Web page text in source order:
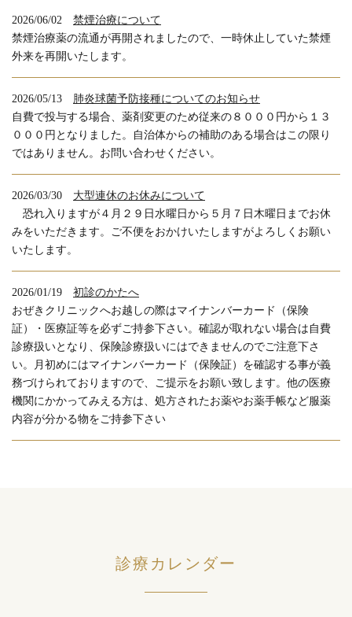
2026/06/02
禁煙治療について
禁煙治療薬の流通が再開されましたので、一時休止していた禁煙
外来を再開いたします。
2026/05/13
肺炎球菌予防接種についてのお知らせ
自費で投与する場合、薬剤変更のため従来の８０００円から１３
０００円となりました。自治体からの補助のある場合はこの限り
ではありません。お問い合わせください。
2026/03/30
大型連休のお休みについて
恐れ入りますが４月２９日水曜日から５月７日木曜日までお休
みをいただきます。ご不便をおかけいたしますがよろしくお願い
いたします。
2026/01/19
初診のかたへ
おぜきクリニックへお越しの際はマイナンバーカード（保険
証）・医療証等を必ずご持参下さい。確認が取れない場合は自費
診療扱いとなり、保険診療扱いにはできませんのでご注意下さ
い。月初めにはマイナンバーカード（保険証）を確認する事が義
務づけられておりますので、ご提示をお願い致します。他の医療
機関にかかってみえる方は、処方されたお薬やお薬手帳など服薬
内容が分かる物をご持参下さい
診療カレンダー